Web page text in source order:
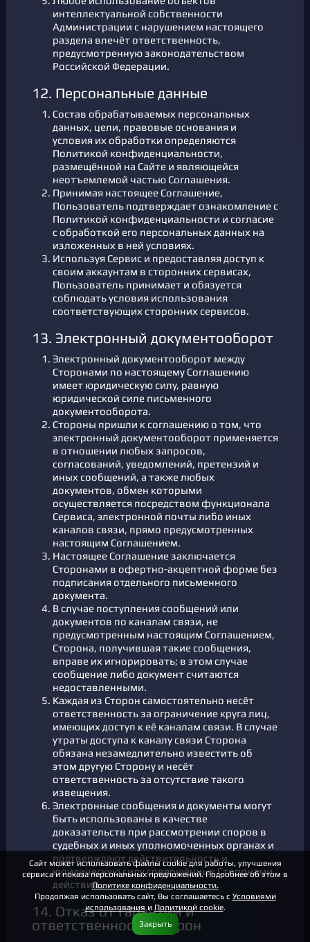
интеллектуальной собственности
Администрации с нарушением настоящего
раздела влечёт ответственность,
предусмотренную законодательством
Российской Федерации.
12. Персональные данные
Состав обрабатываемых персональных
данных, цели, правовые основания и
условия их обработки определяются
Политикой конфиденциальности,
размещённой на Сайте и являющейся
неотъемлемой частью Соглашения.
Принимая настоящее Соглашение,
Пользователь подтверждает ознакомление с
Политикой конфиденциальности и согласие
с обработкой его персональных данных на
изложенных в ней условиях.
Используя Сервис и предоставляя доступ к
своим аккаунтам в сторонних сервисах,
Пользователь принимает и обязуется
соблюдать условия использования
соответствующих сторонних сервисов.
13. Электронный документооборот
Электронный документооборот между
Сторонами по настоящему Соглашению
имеет юридическую силу, равную
юридической силе письменного
документооборота.
Стороны пришли к соглашению о том, что
электронный документооборот применяется
в отношении любых запросов,
согласований, уведомлений, претензий и
иных сообщений, а также любых
документов, обмен которыми
осуществляется посредством функционала
Сервиса, электронной почты либо иных
каналов связи, прямо предусмотренных
настоящим Соглашением.
Настоящее Соглашение заключается
Сторонами в офертно-акцептной форме без
подписания отдельного письменного
документа.
В случае поступления сообщений или
документов по каналам связи, не
предусмотренным настоящим Соглашением,
Сторона, получившая такие сообщения,
вправе их игнорировать; в этом случае
сообщение либо документ считаются
недоставленными.
Каждая из Сторон самостоятельно несёт
ответственность за ограничение круга лиц,
имеющих доступ к её каналам связи. В случае
утраты доступа к каналу связи Сторона
обязана незамедлительно известить об
этом другую Сторону и несёт
ответственность за отсутствие такого
извещения.
Электронные сообщения и документы могут
быть использованы в качестве
доказательств при рассмотрении споров в
судебных и иных уполномоченных органах и
подтверждают действительность и
юридическую силу совершённых Сторонами
действий.
14. Отказ от гарантий и
ответственность Сторон
Сайт может использовать файлы cookie для работы, улучшения
сервиса и показа персональных предложений. Подробнее об этом в
Политике конфиденциальности.
Продолжая использовать сайт, Вы соглашаетесь с Условиями
использованияиПолитикой cookie.
Закрыть